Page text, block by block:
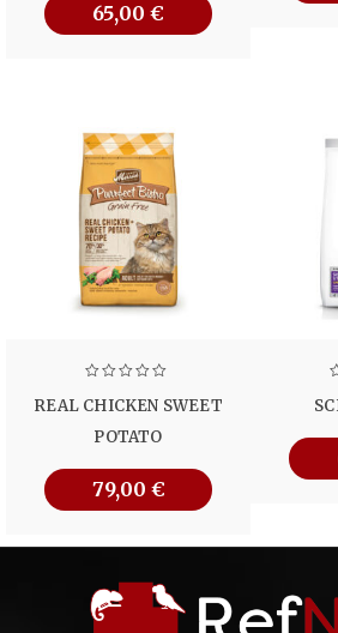
65,00 €
REAL CHICKEN SWEET
POTATO
79,00 €